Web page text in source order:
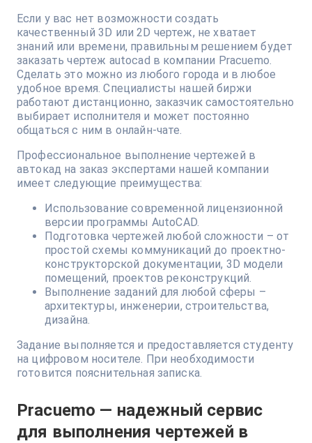
Если у вас нет возможности создать
качественный 3D или 2D чертеж, не хватает
знаний или времени, правильным решением будет
заказать чертеж autocad в компании Pracuemo.
Сделать это можно из любого города и в любое
удобное время. Специалисты нашей биржи
работают дистанционно, заказчик самостоятельно
выбирает исполнителя и может постоянно
общаться с ним в онлайн-чате.
Профессиональное выполнение чертежей в
автокад на заказ экспертами нашей компании
имеет следующие преимущества:
Использование современной лицензионной
версии программы AutoCAD.
Подготовка чертежей любой сложности – от
простой схемы коммуникаций до проектно-
конструкторской документации, 3D модели
помещений, проектов реконструкций.
Выполнение заданий для любой сферы –
архитектуры, инженерии, строительства,
дизайна.
Задание выполняется и предоставляется студенту
на цифровом носителе. При необходимости
готовится пояснительная записка.
Pracuemo — надежный сервис
для выполнения чертежей в